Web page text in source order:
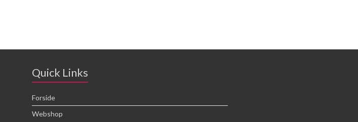
Quick Links
Forside
Webshop